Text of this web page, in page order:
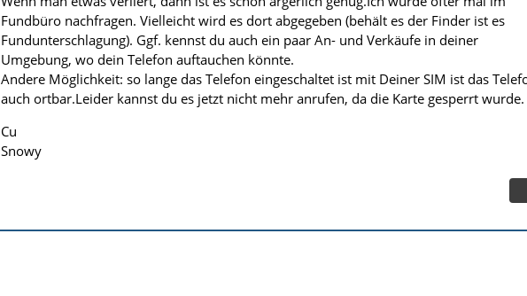
Fundbüro nachfragen. Vielleicht wird es dort abgegeben (behält es der Finder ist es
Fundunterschlagung). Ggf. kennst du auch ein paar An- und Verkäufe in deiner
Umgebung, wo dein Telefon auftauchen könnte.
Andere Möglichkeit: so lange das Telefon eingeschaltet ist mit Deiner SIM ist das
auch ortbar.Leider kannst du es jetzt nicht mehr anrufen, da die Karte gesperrt wurde.
Cu
Snowy